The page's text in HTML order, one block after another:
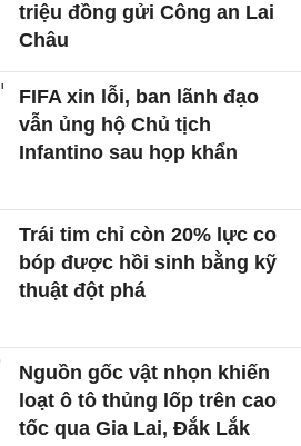
triệu đồng gửi Công an Lai
Châu
FIFA xin lỗi, ban lãnh đạo
vẫn ủng hộ Chủ tịch
Infantino sau họp khẩn
Trái tim chỉ còn 20% lực co
bóp được hồi sinh bằng kỹ
thuật đột phá
Nguồn gốc vật nhọn khiến
loạt ô tô thủng lốp trên cao
tốc qua Gia Lai, Đắk Lắk